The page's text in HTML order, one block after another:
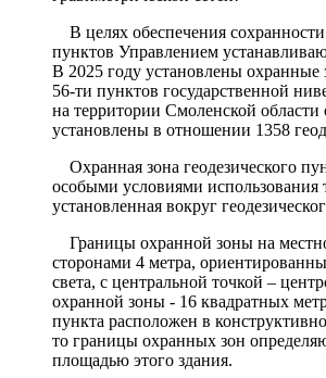
В целях обеспечения сохранности
пунктов Управлением
В 2025 году установлены
56-ти пунктов государственной
на территории Смоленской
установлены в отношении 1358
Охранная зона геодезического
особыми условиями использования
установленная вокруг
Границы охранной зоны на
сторонами 4 метра,
света, с центральной точкой –
охранной зоны - 16 квадратных
пункта расположен в
то границы охранных зон
площадью этого здания.